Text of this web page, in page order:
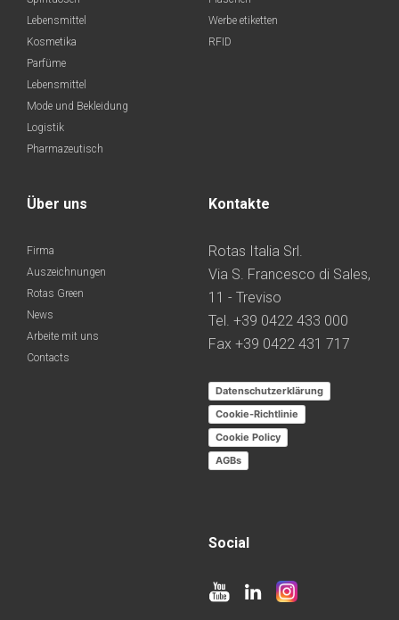
Lebensmittel
Kosmetika
Parfüme
Lebensmittel
Mode und Bekleidung
Logistik
Pharmazeutisch
Werbe etiketten
RFID
Über uns
Firma
Auszeichnungen
Rotas Green
News
Arbeite mit uns
Contacts
Kontakte
Rotas Italia Srl.
Via S. Francesco di Sales,
11 - Treviso
Tel. +39 0422 433 000
Fax +39 0422 431 717
Datenschutzerklärung
Cookie-Richtlinie
Cookie Policy
AGBs
Social